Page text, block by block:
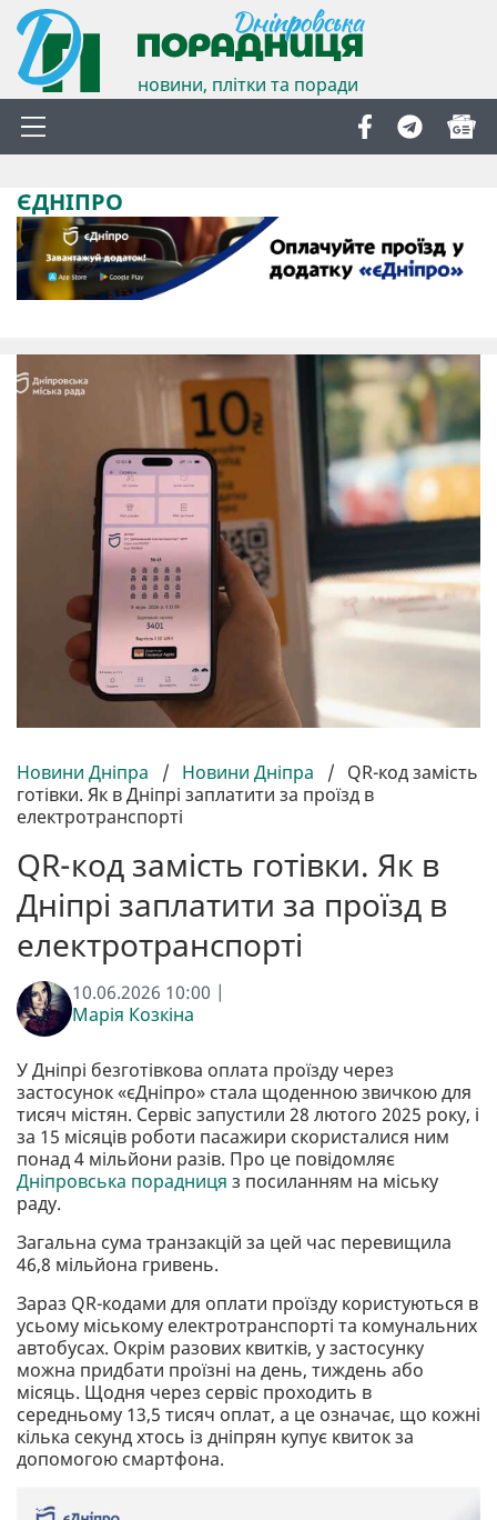
новини, плітки та поради
ЄДНІПРО
Новини Дніпра / Новини Дніпра / QR-код замість
готівки. Як в Дніпрі заплатити за проїзд в
електротранспорті
QR-код замість готівки. Як в
Дніпрі заплатити за проїзд в
електротранспорті
10.06.2026 10:00 |
Марія Козкіна
У Дніпрі безготівкова оплата проїзду через
застосунок «єДніпро» стала щоденною звичкою для
тисяч містян. Сервіс запустили 28 лютого 2025 року, і
за 15 місяців роботи пасажири скористалися ним
понад 4 мільйони разів. Про це повідомляє
Дніпровська порадниця з посиланням на міську
раду.
Загальна сума транзакцій за цей час перевищила
46,8 мільйона гривень.
Зараз QR-кодами для оплати проїзду користуються в
усьому міському електротранспорті та комунальних
автобусах. Окрім разових квитків, у застосунку
можна придбати проїзні на день, тиждень або
місяць. Щодня через сервіс проходить в
середньому 13,5 тисяч оплат, а це означає, що кожні
кілька секунд хтось із дніпрян купує квиток за
допомогою смартфона.